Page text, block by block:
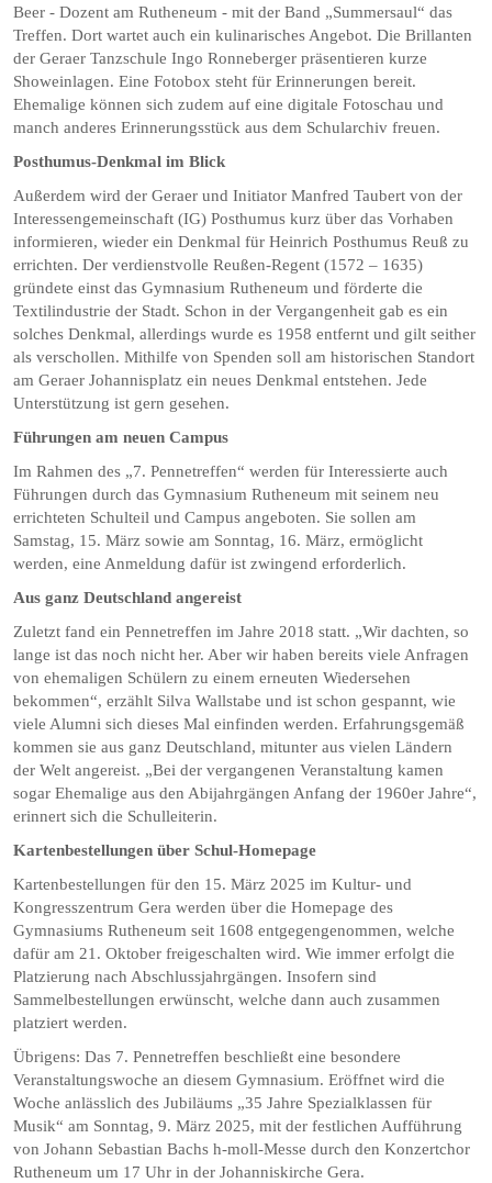
Beer - Dozent am Rutheneum - mit der Band „Summersaul“ das
Treffen. Dort wartet auch ein kulinarisches Angebot. Die Brillanten
der Geraer Tanzschule Ingo Ronneberger präsentieren kurze
Showeinlagen. Eine Fotobox steht für Erinnerungen bereit.
Ehemalige können sich zudem auf eine digitale Fotoschau und
manch anderes Erinnerungsstück aus dem Schularchiv freuen.
Posthumus-Denkmal im Blick
Außerdem wird der Geraer und Initiator Manfred Taubert von der
Interessengemeinschaft (IG) Posthumus kurz über das Vorhaben
informieren, wieder ein Denkmal für Heinrich Posthumus Reuß zu
errichten. Der verdienstvolle Reußen-Regent (1572 – 1635)
gründete einst das Gymnasium Rutheneum und förderte die
Textilindustrie der Stadt. Schon in der Vergangenheit gab es ein
solches Denkmal, allerdings wurde es 1958 entfernt und gilt seither
als verschollen. Mithilfe von Spenden soll am historischen Standort
am Geraer Johannisplatz ein neues Denkmal entstehen. Jede
Unterstützung ist gern gesehen.
Führungen am neuen Campus
Im Rahmen des „7. Pennetreffen“ werden für Interessierte auch
Führungen durch das Gymnasium Rutheneum mit seinem neu
errichteten Schulteil und Campus angeboten. Sie sollen am
Samstag, 15. März sowie am Sonntag, 16. März, ermöglicht
werden, eine Anmeldung dafür ist zwingend erforderlich.
Aus ganz Deutschland angereist
Zuletzt fand ein Pennetreffen im Jahre 2018 statt. „Wir dachten, so
lange ist das noch nicht her. Aber wir haben bereits viele Anfragen
von ehemaligen Schülern zu einem erneuten Wiedersehen
bekommen“, erzählt Silva Wallstabe und ist schon gespannt, wie
viele Alumni sich dieses Mal einfinden werden. Erfahrungsgemäß
kommen sie aus ganz Deutschland, mitunter aus vielen Ländern
der Welt angereist. „Bei der vergangenen Veranstaltung kamen
sogar Ehemalige aus den Abijahrgängen Anfang der 1960er Jahre“,
erinnert sich die Schulleiterin.
Kartenbestellungen über Schul-Homepage
Kartenbestellungen für den 15. März 2025 im Kultur- und
Kongresszentrum Gera werden über die Homepage des
Gymnasiums Rutheneum seit 1608 entgegengenommen, welche
dafür am 21. Oktober freigeschalten wird. Wie immer erfolgt die
Platzierung nach Abschlussjahrgängen. Insofern sind
Sammelbestellungen erwünscht, welche dann auch zusammen
platziert werden.
Übrigens: Das 7. Pennetreffen beschließt eine besondere
Veranstaltungswoche an diesem Gymnasium. Eröffnet wird die
Woche anlässlich des Jubiläums „35 Jahre Spezialklassen für
Musik“ am Sonntag, 9. März 2025, mit der festlichen Aufführung
von Johann Sebastian Bachs h-moll-Messe durch den Konzertchor
Rutheneum um 17 Uhr in der Johanniskirche Gera.